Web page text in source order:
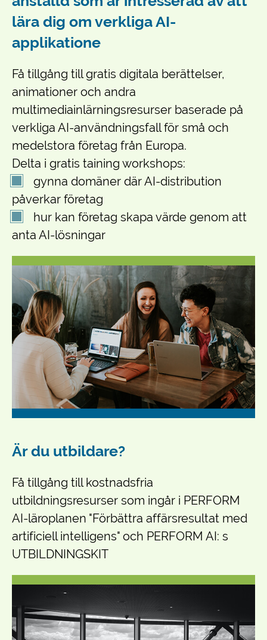
lära dig om verkliga AI-
applikatione
Få tillgång till gratis digitala berättelser,
animationer och andra
multimediainlärningsresurser baserade på
verkliga AI-användningsfall för små och
medelstora företag från Europa.
Delta i gratis taining workshops:
gynna domäner där AI-distribution
påverkar företag
hur kan företag skapa värde genom att
anta AI-lösningar
Är du utbildare?
Få tillgång till kostnadsfria
utbildningsresurser som ingår i PERFORM
AI-läroplanen "Förbättra affärsresultat med
artificiell intelligens" och PERFORM AI: s
UTBILDNINGSKIT